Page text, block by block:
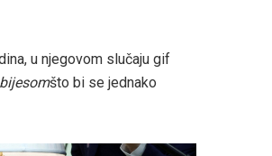
u njegovom slučaju gif
što bi se jednako